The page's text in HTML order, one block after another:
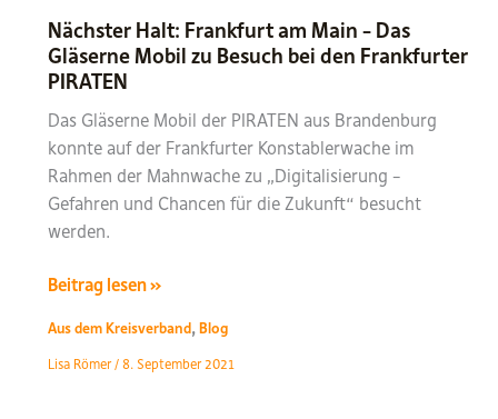
Nächster Halt: Frankfurt am Main – Das
Gläserne Mobil zu Besuch bei den Frankfurter
PIRATEN
Das Gläserne Mobil der PIRATEN aus Brandenburg
konnte auf der Frankfurter Konstablerwache im
Rahmen der Mahnwache zu „Digitalisierung –
Gefahren und Chancen für die Zukunft“ besucht
werden.
Nächster
Frankfurt
am
Beitrag lesen »
Aus dem Kreisverband,Blog
Lisa Römer/8. September 2021